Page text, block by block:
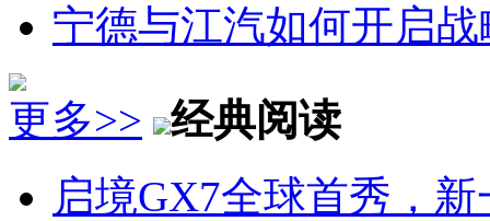
宁德与江汽如何开启
更多>>
经典阅读
启境GX7全球首秀，